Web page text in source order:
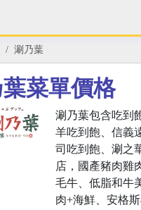
涮乃葉
菜單價格
涮乃葉包含吃到
羊吃到飽、信義
司吃到飽、涮之
店，國產豬肉雞
毛牛、低脂和牛
肉+海鮮、安格